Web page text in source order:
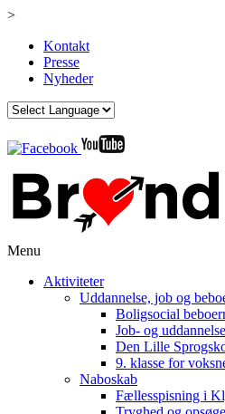
>
Kontakt
Presse
Nyheder
Menu
Aktiviteter
Uddannelse, job og
Boligsocial
Job- og
Den Lille
9. klasse for
Naboskab
Fællesspisning i